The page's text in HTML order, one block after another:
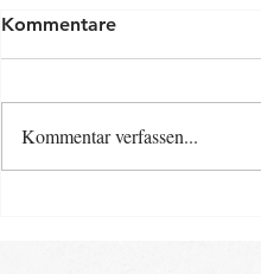
Kommentare
Kommentar verfassen...